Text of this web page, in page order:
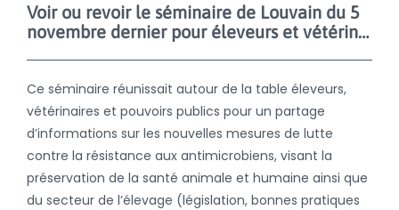
Voir ou revoir le séminaire de Louvain du 5
novembre dernier pour éleveurs et vétérinaires
Ce séminaire réunissait autour de la table éleveurs,
vétérinaires et pouvoirs publics pour un partage
d’informations sur les nouvelles mesures de lutte
contre la résistance aux antimicrobiens, visant la
préservation de la santé animale et humaine ainsi que
du secteur de l’élevage (législation, bonnes pratiques